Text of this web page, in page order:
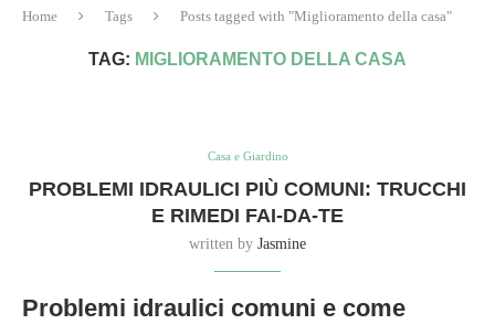
Home Tags Posts tagged with "Miglioramento della casa"
TAG: MIGLIORAMENTO DELLA CASA
Casa e Giardino
PROBLEMI IDRAULICI PIÙ COMUNI: TRUCCHI
E RIMEDI FAI-DA-TE
written by Jasmine
Problemi idraulici comuni e come